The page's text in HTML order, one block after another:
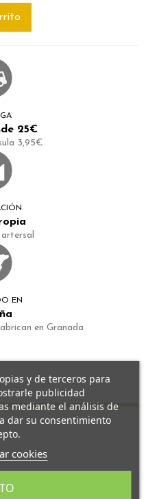
25€
3,95€
EN
en Granada
y de terceros para
publicidad
mediante el análisis de
dar su consentimiento
cookies